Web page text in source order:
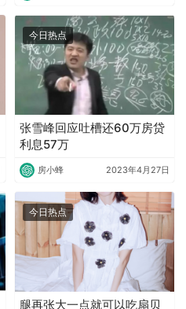
今日热点
张雪峰回应吐槽还60万房贷
利息57万
房小蜂 2023年4月27日
今日热点
腿再张大一点就可以吃扇贝